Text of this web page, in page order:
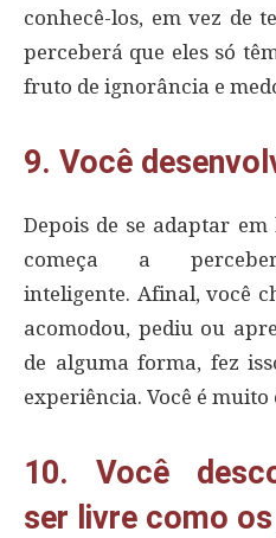
conhecê-los, em vez de
perceberá que eles só
fruto de ignorância e
9. Você
Depois de se adaptar
começa a
inteligente. Afinal, você
acomodou, pediu ou
de alguma forma, fez
experiência. Você é muito
10. Você
ser livre como